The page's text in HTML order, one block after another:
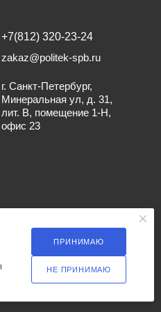
+7(812) 320-23-24
zakaz@politek-spb.ru
г. Санкт-Петербург,
Минеральная ул, д. 31,
лит. В, помещение 1-Н,
офис 23
персональных данных
ПРИНИМАЮ
НЕ ПРИНИМАЮ